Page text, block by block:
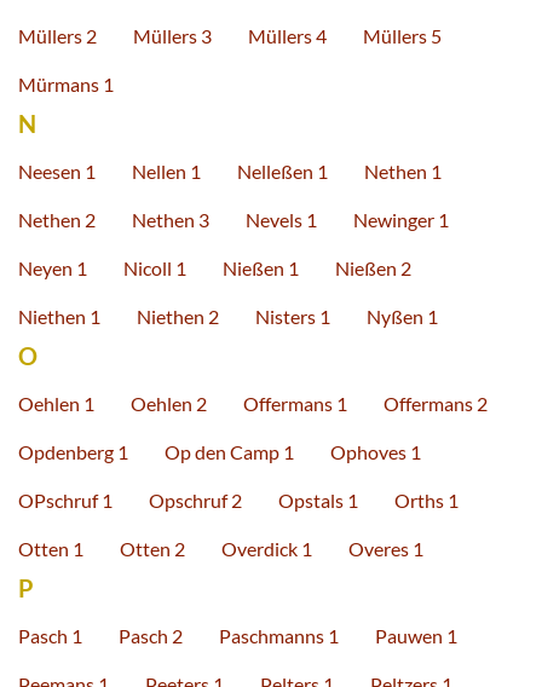
Müllers 2 Müllers 3 Müllers 4 Müllers 5
Mürmans 1
N
Neesen 1 Nellen 1 Nelleßen 1 Nethen 1
Nethen 2 Nethen 3 Nevels 1 Newinger 1
Neyen 1 Nicoll 1 Nießen 1 Nießen 2
Niethen 1 Niethen 2 Nisters 1 Nyßen 1
O
Oehlen 1 Oehlen 2 Offermans 1 Offermans 2
Opdenberg 1 Op den Camp 1 Ophoves 1
OPschruf 1 Opschruf 2 Opstals 1 Orths 1
Otten 1 Otten 2 Overdick 1 Overes 1
P
Pasch 1 Pasch 2 Paschmanns 1 Pauwen 1